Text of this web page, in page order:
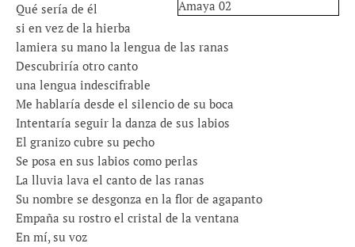
Qué sería de él
si en vez de la hierba
lamiera su mano la lengua de las ranas
Descubriría otro canto
una lengua indescifrable
Me hablaría desde el silencio de su boca
Intentaría seguir la danza de sus labios
El granizo cubre su pecho
Se posa en sus labios como perlas
La lluvia lava el canto de las ranas
Su nombre se desgonza en la flor de agapanto
Empaña su rostro el cristal de la ventana
En mí, su voz